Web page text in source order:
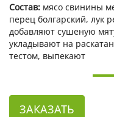
Состав: мясо свинины
перец болгарский, лук
добавляют сушеную
укладывают на
тестом, выпекают
ЗАКАЗАТЬ